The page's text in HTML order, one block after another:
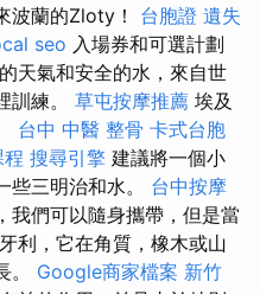
波蘭的Zloty！ 台胞證 遺失
seo 入場券和可選計劃
天氣和安全的水，來自世
訓練。 草屯按摩推薦 埃及
台中 中醫 整骨 卡式台胞
搜尋引擎 建議將一個小
些三明治和水。 台中按摩
我們可以隨身攜帶，但是當
利，它在角質，橡木或山
。 Google商家檔案 新竹